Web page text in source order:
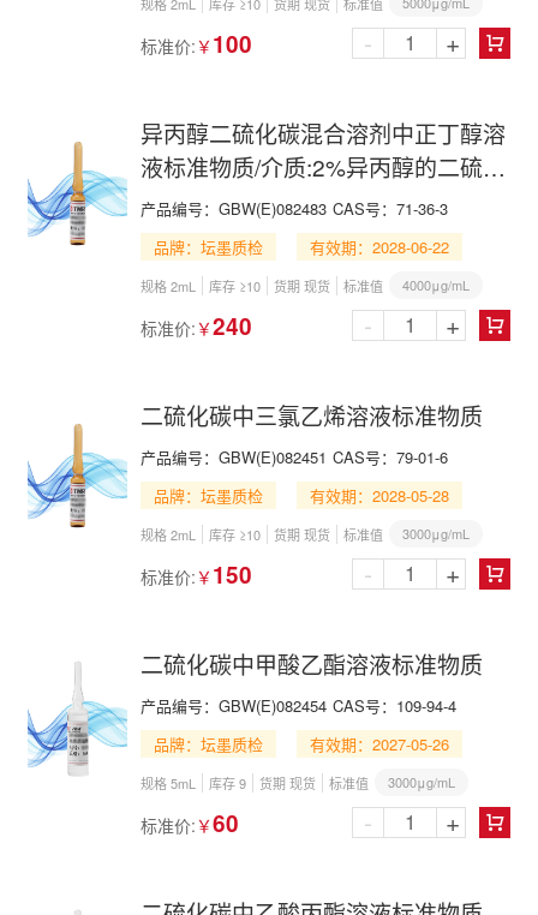
标准价: ￥ 100 
- +
异丙醇二硫化碳混合溶剂中正丁醇溶
液标准物质/介质:2%异丙醇的二硫化
碳
产品编号： GBW(E)082483 CAS号： 71-36-3
品牌：坛墨质检
有效期：2028-06-22
规格 2mL 库存 ≥10 货期 现货 标准值 4000μg/mL
标准价: ￥240 
- +
二硫化碳中三氯乙烯溶液标准物质
产品编号： GBW(E)082451 CAS号： 79-01-6
品牌：坛墨质检
有效期：2028-05-28
规格 2mL 库存 ≥10 货期 现货 标准值 3000μg/mL
标准价: ￥ 150 
- +
二硫化碳中甲酸乙酯溶液标准物质
产品编号： GBW(E)082454 CAS号： 109-94-4
品牌：坛墨质检
有效期：2027-05-26
规格 5mL 库存 9 货期 现货 标准值 3000μg/mL
标准价: ￥60 
- +